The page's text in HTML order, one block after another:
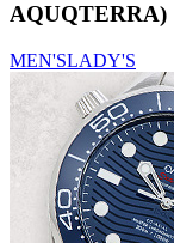
AQUQTERRA)
MEN'SLADY'S